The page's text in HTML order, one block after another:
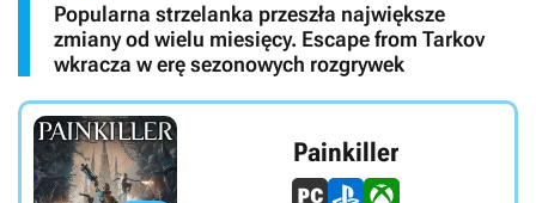
Popularna strzelanka przeszła największe
zmiany od wielu miesięcy. Escape from Tarkov
wkracza w erę sezonowych rozgrywek
Painkiller